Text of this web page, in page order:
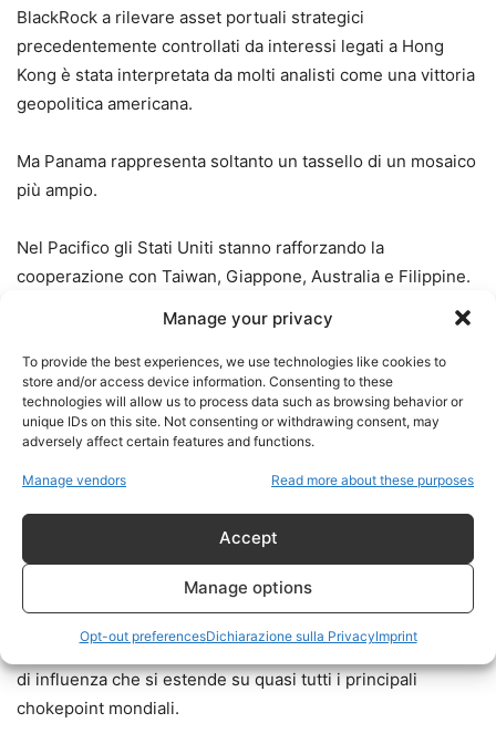
Manage your privacy
To provide the best experiences, we use technologies like cookies to
store and/or access device information. Consenting to these
technologies will allow us to process data such as browsing behavior or
unique IDs on this site. Not consenting or withdrawing consent, may
adversely affect certain features and functions.
Manage vendors Read more about these purposes
Accept
Manage options
Opt-out preferencesDichiarazione sulla PrivacyImprint
BlackRock a rilevare asset portuali strategici
precedentemente controllati da interessi legati a Hong
Kong è stata interpretata da molti analisti come una vittoria
geopolitica americana.
Ma Panama rappresenta soltanto un tassello di un mosaico
più ampio.
Nel Pacifico gli Stati Uniti stanno rafforzando la
cooperazione con Taiwan, Giappone, Australia e Filippine.
Nel Mar Rosso continuano a mantenere una presenza
navale decisiva.
Nel Golfo Persico restano il principale garante militare
della sicurezza delle rotte energetiche.
fondamentale per monitorare il traffico nello Stretto di
Malacca.
sulle guerre visibili, Washington sta consolidando una rete
di influenza che si estende su quasi tutti i principali
chokepoint mondiali.